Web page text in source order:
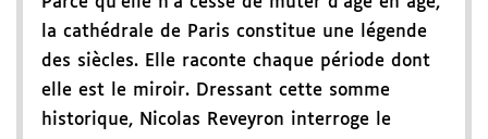
la cathédrale de Paris constitue une légende
des siècles. Elle raconte chaque période dont
elle est le miroir. Dressant cette somme
historique, Nicolas Reveyron interroge le